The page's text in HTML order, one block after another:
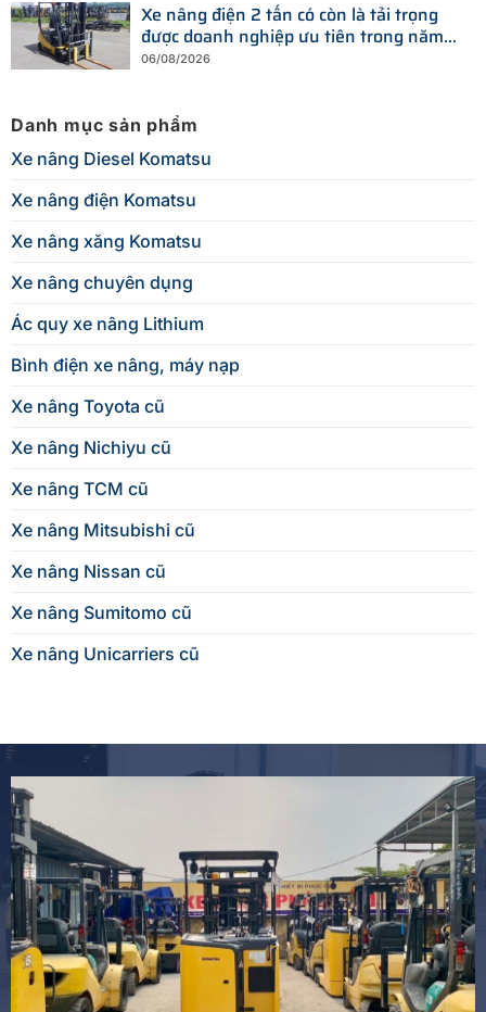
Xe nâng điện 2 tấn có còn là tải trọng
được doanh nghiệp ưu tiên trong năm
2026?
06/08/2026
Danh mục sản phẩm
Xe nâng Diesel Komatsu
Xe nâng điện Komatsu
Xe nâng xăng Komatsu
Xe nâng chuyên dụng
Ác quy xe nâng Lithium
Bình điện xe nâng, máy nạp
Xe nâng Toyota cũ
Xe nâng Nichiyu cũ
Xe nâng TCM cũ
Xe nâng Mitsubishi cũ
Xe nâng Nissan cũ
Xe nâng Sumitomo cũ
Xe nâng Unicarriers cũ